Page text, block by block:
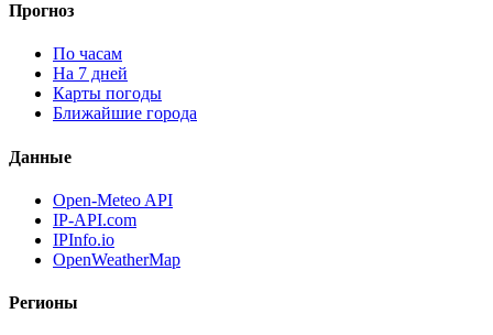
Прогноз
По часам
На 7 дней
Карты погоды
Ближайшие города
Данные
Open-Meteo API
IP-API.com
IPInfo.io
OpenWeatherMap
Регионы